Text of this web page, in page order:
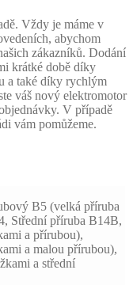
Vždy je máme v
abychom
zákazníků. Dodání
krátké době díky
a také díky rychlým
váš nový elektromotor
V případě
vám pomůžeme.
B5 (velká příruba
Střední příruba B14B,
a přírubou),
a malou přírubou),
a střední